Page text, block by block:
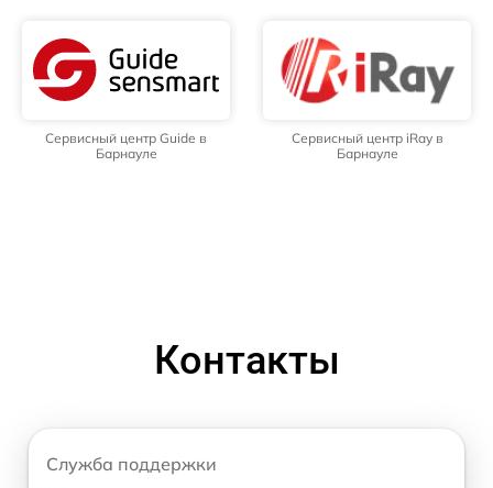
Сервисный центр Guide в
Барнауле
Сервисный центр iRay в
Барнауле
Контакты
Служба поддержки